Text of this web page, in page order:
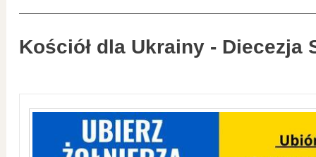
Kościół dla Ukrainy - Diecezja